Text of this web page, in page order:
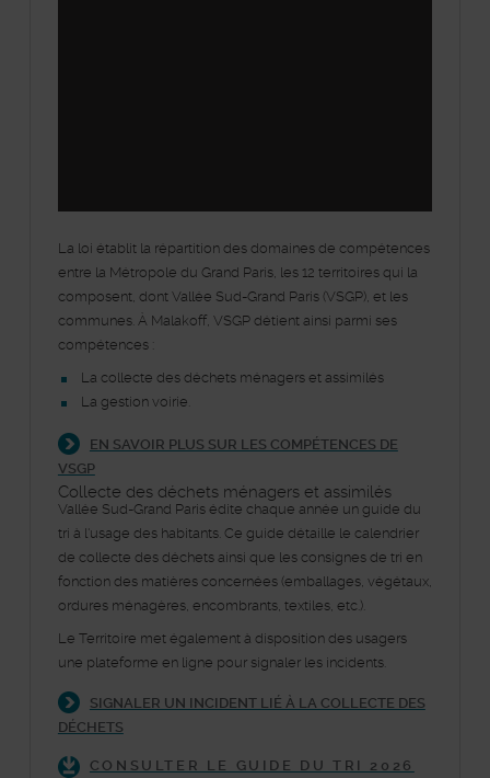
La loi établit la répartition des domaines de compétences
entre la Métropole du Grand Paris, les 12 territoires qui la
composent, dont Vallée Sud-Grand Paris (VSGP), et les
communes. À Malakoff, VSGP détient ainsi parmi ses
compétences :
La collecte des déchets ménagers et assimilés
La gestion voirie.
EN SAVOIR PLUS SUR LES COMPÉTENCES DE
VSGP
Collecte des déchets ménagers et assimilés
Vallée Sud-Grand Paris édite chaque année un guide du
tri à l'usage des habitants. Ce guide détaille le calendrier
de collecte des déchets ainsi que les consignes de tri en
fonction des matières concernées (emballages, végétaux,
ordures ménagères, encombrants, textiles, etc.).
Le Territoire met également à disposition des usagers
une plateforme en ligne pour signaler les incidents.
SIGNALER UN INCIDENT LIÉ À LA COLLECTE DES
DÉCHETS
CONSULTER LE GUIDE DU TRI 2026